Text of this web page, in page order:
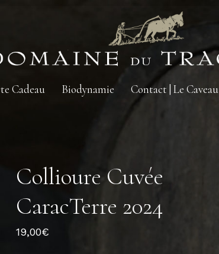
Cadeau Biodynamie Contact | Le Caveau
Collioure Cuvée
CaracTerre 2024
19,00€